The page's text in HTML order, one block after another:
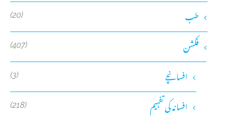
طب (20)
فکشن (407)
افسانچے (3)
افسانہ کی تفہیم (218)